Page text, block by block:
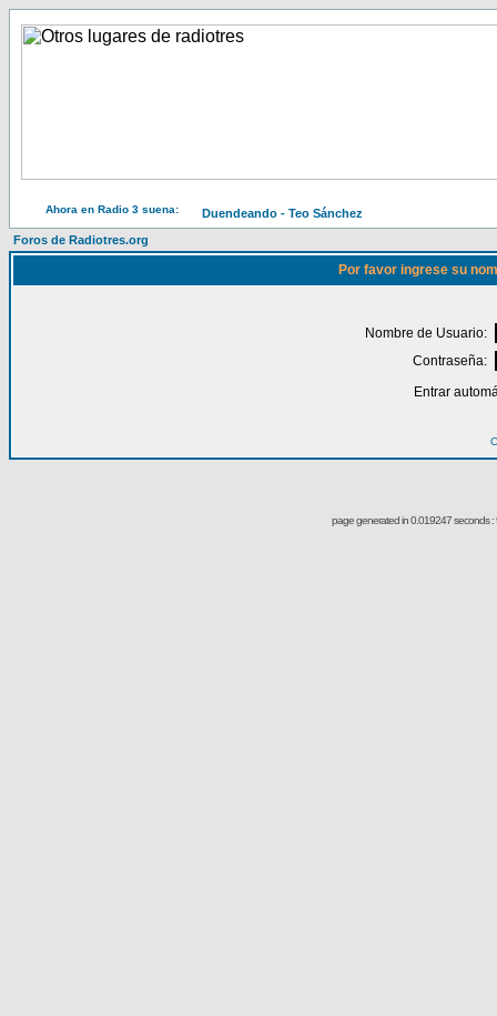
Ahora en Radio 3 suena:
Duendeando - Teo Sánchez
Foros de Radiotres.org
Por favor ingrese su
Nombre de Usuario:
Contraseña:
Entrar
page generated in 0.019247 seconds :